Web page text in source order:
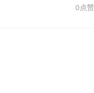
0点赞